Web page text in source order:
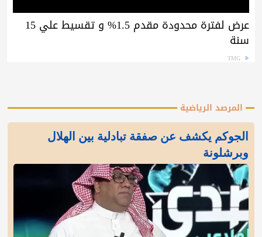
عرض لفترة محدودة مقدم 1.5% و تقسيط علي 15
سنة
TMG
المرصد الرياضية
الجوكم يكشف عن صفقة تبادلية بين الهلال
وبرشلونة